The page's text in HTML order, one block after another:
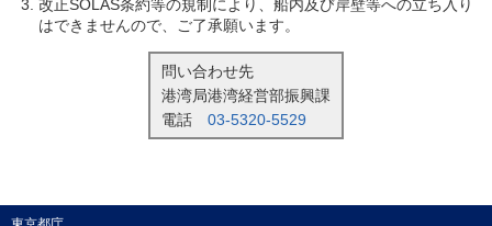
改正SOLAS条約等の規制により、船内及び岸壁等への立ち入り
はできませんので、ご了承願います。
問い合わせ先
港湾局港湾経営部振興課
電話 03-5320-5529